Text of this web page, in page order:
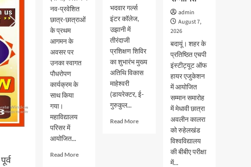
नव-प्रवेशित
छात्र-छात्राओं
के प्रथम
आगमन के
अवसर पर
उनका स्वागत
पौधरोपण
कार्यक्रम के
साथ किया
गया।
महाविद्यालय
परिसर में
आयोजित...
Read MoreRead
भदवार गर्ल्स
इंटर कॉलेज,
उझानी में
तीरंदाजी
प्रशिक्षण शिविर
का शुभारंभ मुख्य
अतिथि विकास
माहेश्वरी
(डायरेक्टर, ई-
गुरुकुल...
Read MoreRead
admin
August 7,
2026
बदायूं। शहर के
प्रतिष्ठित एचपी
इंस्टीट्यूट ऑफ
हायर एजुकेशन
में आयोजित
सम्मान समारोह
में मेधावी छात्रा
अवलीन कालरा
को रुहेलखंड
विश्वविद्यालय
की बीबीए परीक्षा
में...